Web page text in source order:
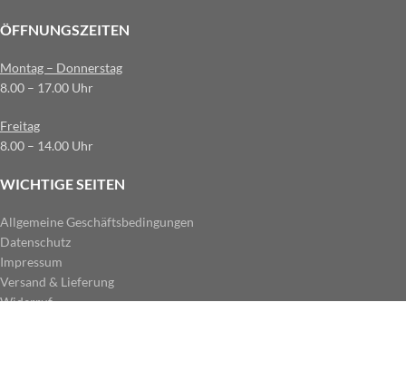
ÖFFNUNGSZEITEN
Montag – Donnerstag
8.00 – 17.00 Uhr
Freitag
8.00 – 14.00 Uhr
WICHTIGE SEITEN
Allgemeine Geschäftsbedingungen
Datenschutz
Impressum
Versand & Lieferung
Widerruf